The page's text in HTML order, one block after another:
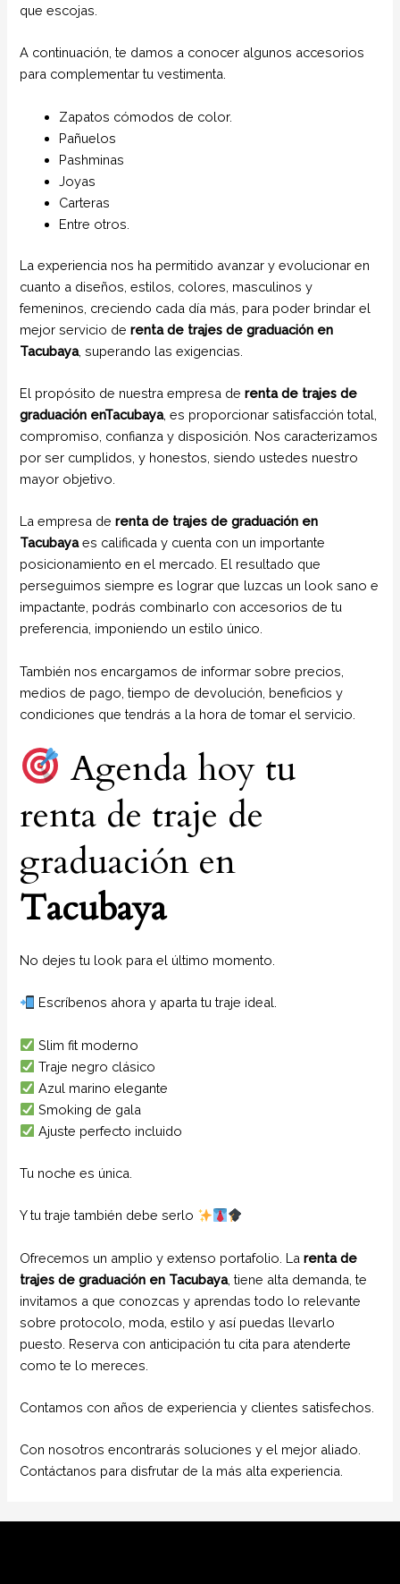
que escojas.
A continuación, te damos a conocer algunos accesorios
para complementar tu vestimenta.
Zapatos cómodos de color.
Pañuelos
Pashminas
Joyas
Carteras
Entre otros.
La experiencia nos ha permitido avanzar y evolucionar en
cuanto a diseños, estilos, colores, masculinos y
femeninos, creciendo cada día más, para poder brindar el
mejor servicio derenta de trajes de graduación en
Tacubaya, superando las exigencias.
El propósito de nuestra empresa derenta de trajes de
graduación enTacubaya, es proporcionar satisfacción total,
compromiso, confianza y disposición. Nos caracterizamos
por ser cumplidos, y honestos, siendo ustedes nuestro
mayor objetivo.
La empresa derenta de trajes de graduación en
Tacubayaes calificada y cuenta con un importante
posicionamiento en el mercado. El resultado que
perseguimos siempre es lograr que luzcas un look sano e
impactante, podrás combinarlo con accesorios de tu
preferencia, imponiendo un estilo único.
También nos encargamos de informar sobre precios,
medios de pago, tiempo de devolución, beneficios y
condiciones que tendrás a la hora de tomar el servicio.
Agenda hoy tu
renta de traje de
graduación en
Tacubaya
No dejes tu look para el último momento.
Escríbenos ahora y aparta tu traje ideal.
Slim fit moderno
Traje negro clásico
Azul marino elegante
Smoking de gala
Ajuste perfecto incluido
Tu noche es única.
Y tu traje también debe serlo
Ofrecemos un amplio y extenso portafolio. Larenta de
trajes de graduación en Tacubaya, tiene alta demanda, te
invitamos a que conozcas y aprendas todo lo relevante
sobre protocolo, moda, estilo y así puedas llevarlo
puesto. Reserva con anticipación tu cita para atenderte
como te lo mereces.
Contamos con años de experiencia y clientes satisfechos.
Con nosotros encontrarás soluciones y el mejor aliado.
Contáctanos para disfrutar de la más alta experiencia.